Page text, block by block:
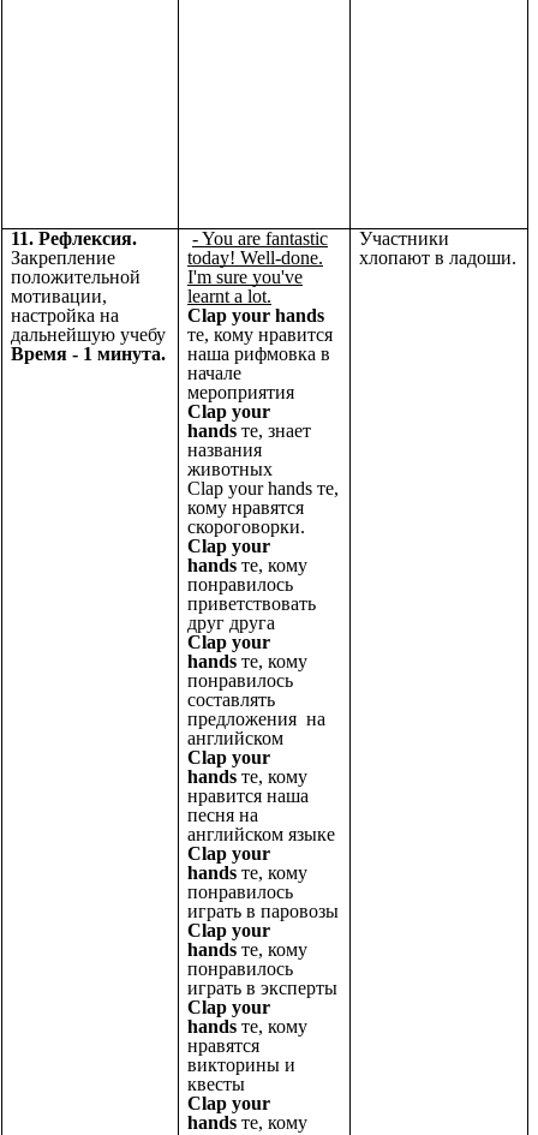
11. Рефлексия.
Закрепление
положительной
мотивации,
настройка на
дальнейшую учебу
Время - 1 минута.
- You are fantastic
today! Well-done.
I'm sure you've
learnt a lot.
Clap your hands
те, кому нравится
наша рифмовка в
начале
мероприятия
Clap your
hands те, знает
названия
животных
Clap your hands те,
кому нравятся
скороговорки.
Clap your
hands те, кому
понравилось
приветствовать
друг друга
Clap your
hands те, кому
понравилось
составлять
предложения на
английском
Clap your
hands те, кому
нравится наша
песня на
английском языке
Clap your
hands те, кому
понравилось
играть в паровозы
Clap your
hands те, кому
понравилось
играть в эксперты
Clap your
hands те, кому
нравятся
викторины и
квесты
Clap your
hands те, кому
Участники
хлопают в ладоши.